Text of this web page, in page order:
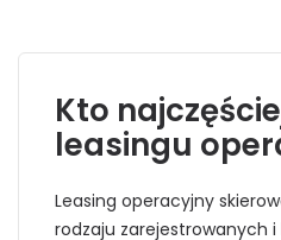
Kto
leasingu
Leasing operacyjny
rodzaju zarejestrowanych